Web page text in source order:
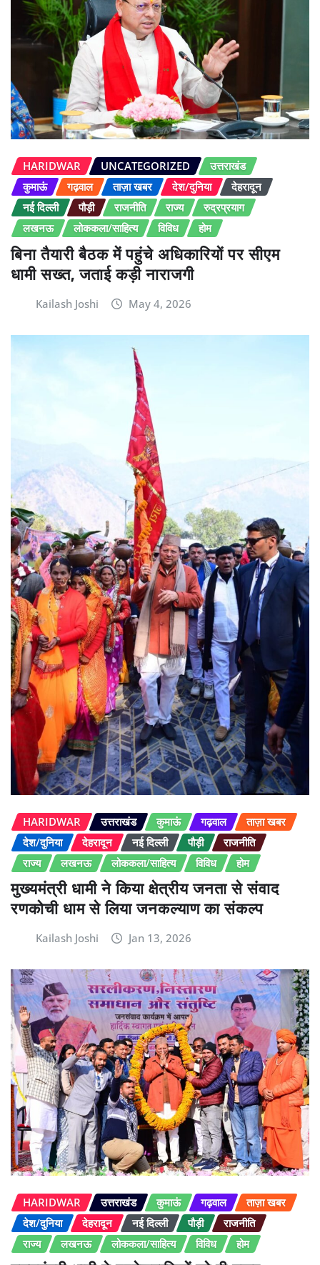
HARIDWAR UNCATEGORIZED
उत्तराखंड
कुमाऊं
गढ़वाल ताज़ा खबर देश/दुनिया
देहरादून
नई दिल्ली
पौड़ी राजनीति राज्य
रुद्रप्रयाग
लखनऊ
लोककला/साहित्य विविध होम
बिना तैयारी बैठक में पहुंचे अधिकारियों पर सीएम
धामी सख्त, जताई कड़ी नाराजगी
Kailash Joshi May 4, 2026
HARIDWAR उत्तराखंड कुमाऊं गढ़वाल
ताज़ा खबर
देश/दुनिया
देहरादून नई दिल्ली पौड़ी
राजनीति
राज्य
लखनऊ लोककला/साहित्य विविध होम
मुख्यमंत्री धामी ने किया क्षेत्रीय जनता से संवाद
रणकोची धाम से लिया जनकल्याण का संकल्प
Kailash Joshi Jan 13, 2026
HARIDWAR उत्तराखंड कुमाऊं गढ़वाल
ताज़ा खबर
देश/दुनिया
देहरादून नई दिल्ली पौड़ी
राजनीति
राज्य
लखनऊ लोककला/साहित्य विविध होम